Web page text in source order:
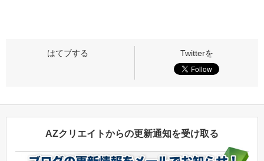
AZクリエイトからの更新通知を受け取る